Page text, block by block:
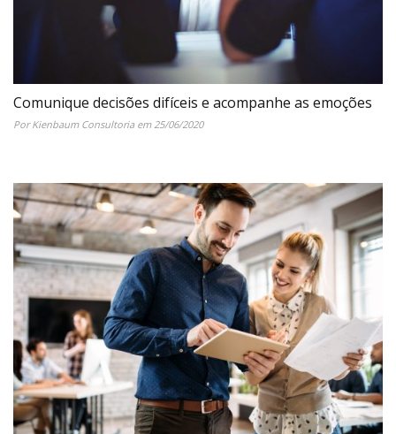
Comunique decisões difíceis e acompanhe as emoções
Por Kienbaum Consultoria em 25/06/2020